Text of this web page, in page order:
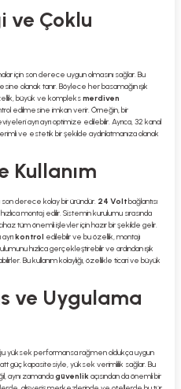
ve Çoklu
için son derece uygun olmasını sağlar. Bu
olanak tanır. Böylece her basamağın ışık
büyük ve kompleksmerdiven
edilmesine imkan verir. Örneğin, bir
ayrı ayrı optimize edilebilir. Ayrıca, 32 kanal
ve estetik bir şekilde aydınlatmanıza olanak
Kullanım
derece kolay bir üründür. 24 Voltbağlantısı
montaj edilir. Sistemin kurulumu sırasında
tüm önemli işlevler için hazır bir şekilde gelir.
kontrol edilebilir ve bu özellik, montajı
hızlıca gerçekleştirebilir ve ardından ışık
Bu kullanım kolaylığı, özellikle ticari ve büyük
ve Uygulama
yüksek performansa rağmen oldukça uygun
güç kapasitesiyle, yüksek verimlilik sağlar. Bu
aynı zamandagüvenlik açısından da önemli bir